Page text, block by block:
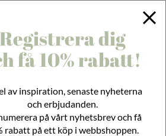
MED KLARNA CHECKOUT!
Mörkgrön Stor
Registrera dig
få 10% rabatt!
av inspiration, senaste nyheterna
och erbjudanden.
på vårt nyhetsbrev och få
rabatt på ett köp i webbshoppen.